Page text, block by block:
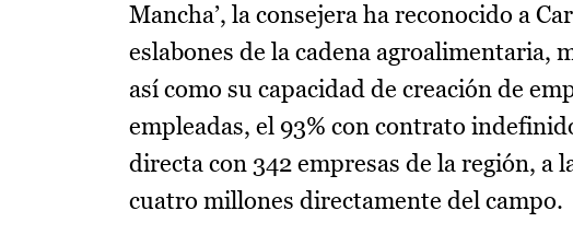
Mancha’, la consejera ha reconocido a
eslabones de la cadena agroalimentaria,
así como su capacidad de creación de
empleadas, el 93% con contrato
directa con 342 empresas de la región, a
cuatro millones directamente del campo.